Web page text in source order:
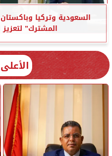
السعودية وتركيا
المشترك” لتعزيز